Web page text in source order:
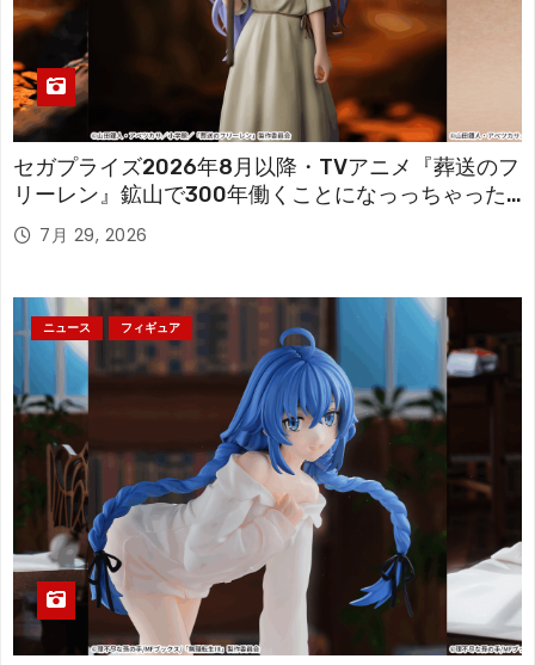
セガプライズ2026年8月以降・TVアニメ『葬送のフ
リーレン』鉱山で300年働くことになっっちゃった
「フリーレン」を立体化！
7月 29, 2026
ニュース フィギュア